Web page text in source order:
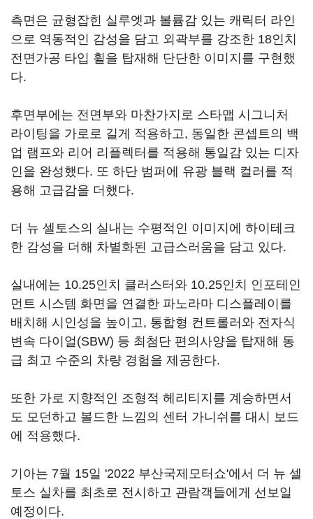
측면은 균형잡힌 실루엣과 볼륨감 있는 캐릭터 라인
으로 역동적인 감성을 담고 외곽부를 강조한 18인치
전면가공 타입 휠을 탑재해 단단한 이미지를 구현했
다.
후면부에는 전면부와 마찬가지로 스타맵 시그니처
라이팅을 가로로 길게 적용하고, 동일한 콘셉트의 백
업 램프와 리어 리플렉터를 적용해 통일감 있는 디자
인을 완성했다. 또 하단 범퍼에 유광 블랙 컬러를 적
용해 고급감을 더했다.
더 뉴 셀토스의 실내는 수평적인 이미지에 하이테크
한 감성을 더해 차별화된 고급스러움을 담고 있다.
실내에는 10.25인치 클러스터와 10.25인치 인포테인
먼트 시스템 화면을 연결한 파노라마 디스플레이를
배치해 시인성을 높이고, 통합형 컨트롤러와 전자식
변속 다이얼(SBW) 등 최첨단 편의사양을 탑재해 동
급 최고 수준의 차량 경험을 제공한다.
또한 가로 지향적인 조형적 헤리티지를 계승하면서
도 모던하고 볼드한 느낌의 센터 가니쉬를 대시 보드
에 적용했다.
기아는 7월 15일 '2022 부산국제모터쇼'에서 더 뉴 셀
토스 실차를 최초로 전시하고 관람객들에게 선보일
예정이다.